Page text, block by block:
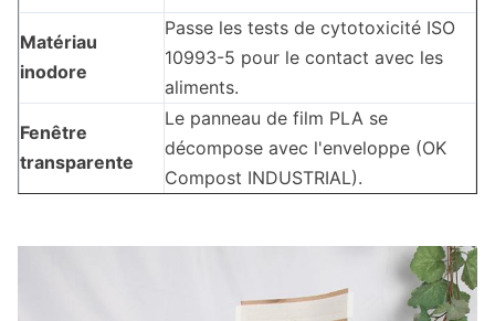
Matériau
inodore
Passe les tests de cytotoxicité ISO
10993-5 pour le contact avec les
aliments.
Fenêtre
transparente
Le panneau de film PLA se
décompose avec l'enveloppe (OK
Compost INDUSTRIAL).